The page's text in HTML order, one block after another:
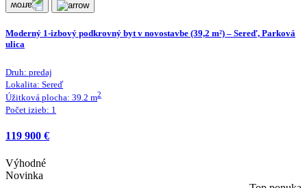
Moderný 1-izbový podkrovný byt v novostavbe (39,2 m²) – Sereď, Parková
ulica
Druh: predaj
Lokalita: Sereď
Úžitková plocha: 39.2 m2
Počet izieb: 1
119 900 €
Výhodné
Novinka